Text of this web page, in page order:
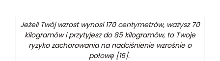
Jeżeli Twój wzrost wynosi 170 centymetrów, ważysz 70
kilogramów i przytyjesz do 85 kilogramów, to Twoje
ryzyko zachorowania na nadciśnienie wzrośnie o
połowę [16].